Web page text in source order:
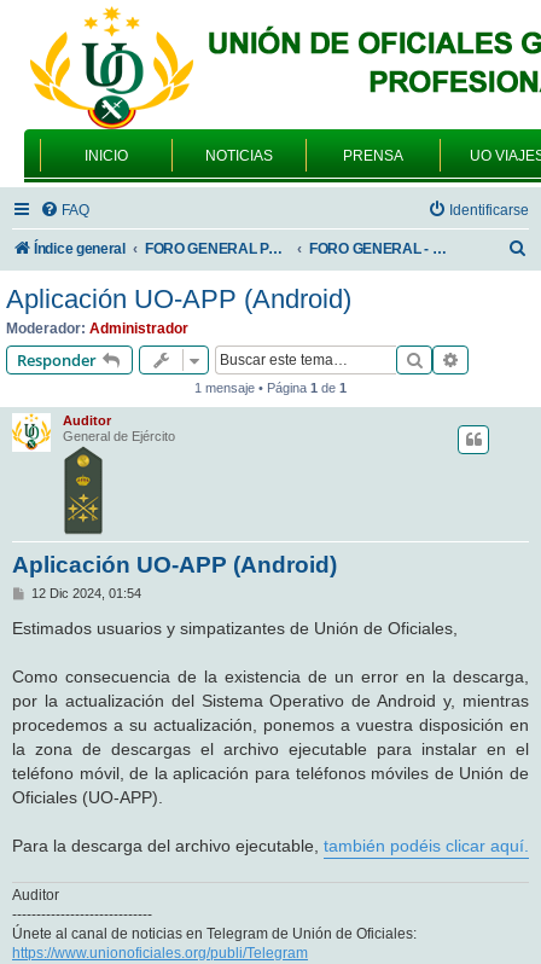
INICIO NOTICIAS PRENSA UO
FAQ Identificarse
Índice general FORO GENERAL PARA TODOS LOS USUARIOS FORO GENERAL - VARIEDADES
r
Aplicación UO-APP (Android)
Moderador: Administrador
Responder Buscar
1 mensaje • Página 1 de 1
Auditor
General de Ejército
Aplicación UO-APP (Android)
M
n
s
e
12 Dic 2024, 01:54
Estimados usuarios y simpatizantes de Unión de Oficiales,
Como consecuencia de la existencia de un error en la descarga,
por la actualización del Sistema Operativo de Android y, mientras
procedemos a su actualización, ponemos a vuestra disposición en
la zona de descargas el archivo ejecutable para instalar en el
teléfono móvil, de la aplicación para teléfonos móviles de Unión de
Oficiales (UO-APP).
Para la descarga del archivo ejecutable, también podéis clicar aquí.
Auditor
-----------------------------
Únete al canal de noticias en Telegram de Unión de Oficiales:
https://www.unionoficiales.org/publi/Telegram